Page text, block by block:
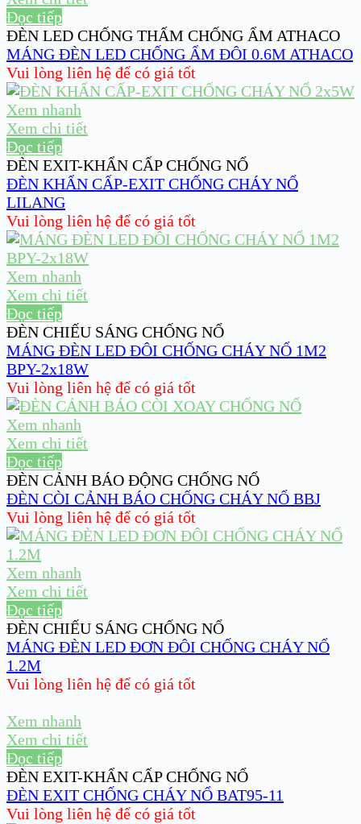
Đọc tiếp
ĐÈN LED CHỐNG THẤM CHỐNG ẨM ATHACO
MÁNG ĐÈN LED CHỐNG ẨM ĐÔI 0.6M ATHACO
Vui lòng liên hệ để có giá tốt
Xem nhanh
Xem chi tiết
Đọc tiếp
ĐÈN EXIT-KHẨN CẤP CHỐNG NỔ
ĐÈN KHẨN CẤP-EXIT CHỐNG CHÁY NỔ
LILANG
Vui lòng liên hệ để có giá tốt
Xem nhanh
Xem chi tiết
Đọc tiếp
ĐÈN CHIẾU SÁNG CHỐNG NỔ
MÁNG ĐÈN LED ĐÔI CHỐNG CHÁY NỔ 1M2
BPY-2x18W
Vui lòng liên hệ để có giá tốt
Xem nhanh
Xem chi tiết
Đọc tiếp
ĐÈN CẢNH BÁO ĐỘNG CHỐNG NỔ
ĐÈN CÒI CẢNH BÁO CHỐNG CHÁY NỔ BBJ
Vui lòng liên hệ để có giá tốt
Xem nhanh
Xem chi tiết
Đọc tiếp
ĐÈN CHIẾU SÁNG CHỐNG NỔ
MÁNG ĐÈN LED ĐƠN ĐÔI CHỐNG CHÁY NỔ
1.2M
Vui lòng liên hệ để có giá tốt
Xem nhanh
Xem chi tiết
Đọc tiếp
ĐÈN EXIT-KHẨN CẤP CHỐNG NỔ
ĐÈN EXIT CHỐNG CHÁY NỔ BAT95-11
Vui lòng liên hệ để có giá tốt